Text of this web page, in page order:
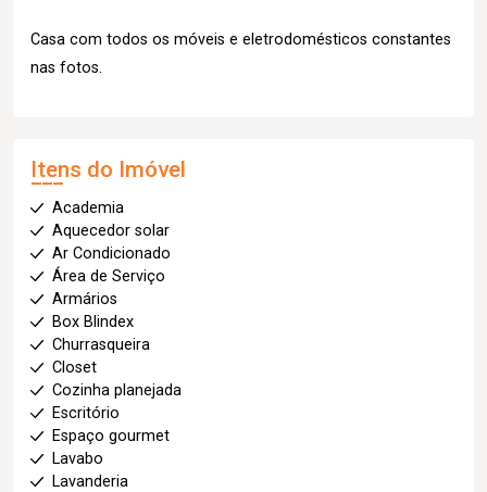
Casa com todos os móveis e eletrodomésticos constantes
nas fotos.
Itens do Imóvel
Academia
Aquecedor solar
Ar Condicionado
Área de Serviço
Armários
Box Blindex
Churrasqueira
Closet
Cozinha planejada
Escritório
Espaço gourmet
Lavabo
Lavanderia